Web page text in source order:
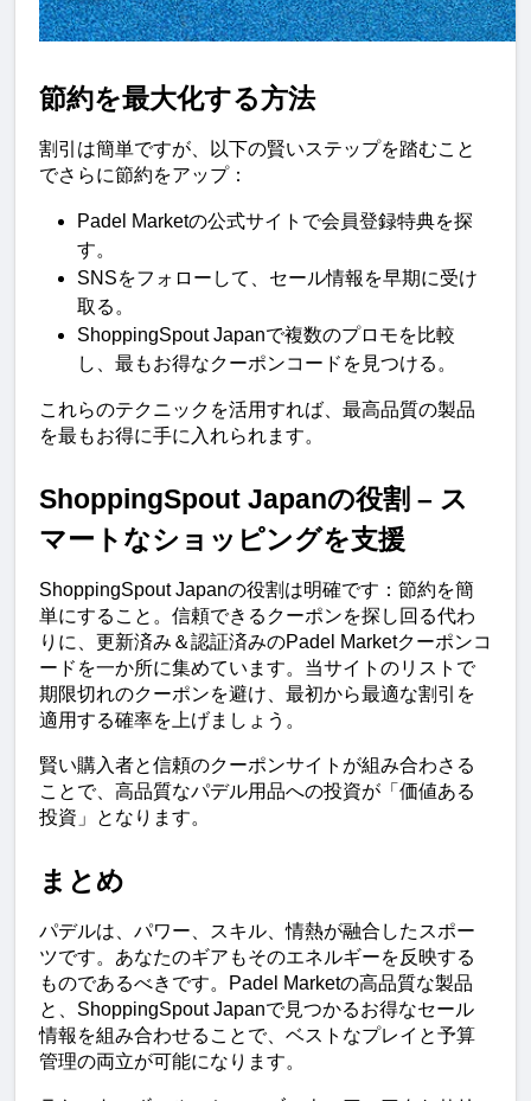
節約を最大化する方法
割引は簡単ですが、以下の賢いステップを踏むこと
でさらに節約をアップ：
Padel Marketの公式サイトで会員登録特典を探
す。
SNSをフォローして、セール情報を早期に受け
取る。
ShoppingSpout Japanで複数のプロモを比較
し、最もお得なクーポンコードを見つける。
これらのテクニックを活用すれば、最高品質の製品
を最もお得に手に入れられます。
ShoppingSpout Japanの役割 – ス
マートなショッピングを支援
ShoppingSpout Japanの役割は明確です：節約を簡
単にすること。信頼できるクーポンを探し回る代わ
りに、更新済み＆認証済みのPadel Marketクーポンコ
ードを一か所に集めています。当サイトのリストで
期限切れのクーポンを避け、最初から最適な割引を
適用する確率を上げましょう。
賢い購入者と信頼のクーポンサイトが組み合わさる
ことで、高品質なパデル用品への投資が「価値ある
投資」となります。
まとめ
パデルは、パワー、スキル、情熱が融合したスポー
ツです。あなたのギアもそのエネルギーを反映する
ものであるべきです。Padel Marketの高品質な製品
と、ShoppingSpout Japanで見つかるお得なセール
情報を組み合わせることで、ベストなプレイと予算
管理の両立が可能になります。